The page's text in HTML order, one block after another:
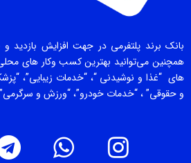
بانک برند پلتفرمی در جهت افزایش
همچنین می‌توانید بهترین کسب وکار های
های “غذا و نوشیدنی “، “خدمات زیبایی”،
و حقوقی” ، “خدمات خودرو”، “ورزش و سرگرمی”